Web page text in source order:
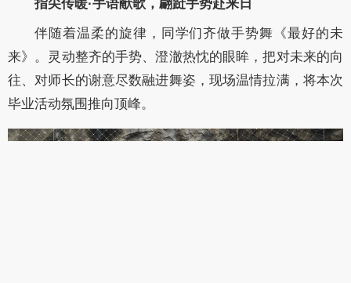
指尖传暖·手语献歌，翩跹手势赴来日
伴随着温柔的旋律，同学们齐做手势舞《最好的未
来》。灵动整齐的手势、澄澈热忱的眼眸，把对未来的向
往、对师长的谢意尽数融进舞姿，现场温情拉满，将本次
毕业活动氛围推向顶峰。